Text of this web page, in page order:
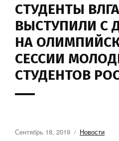
СТУДЕНТЫ
ВЫСТУПИЛИ С
НА
СЕССИИ
СТУДЕНТОВ
Сентябрь 18, 2019 Новости